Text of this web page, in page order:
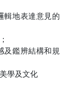
輯地表達意見的
及鑑辨結構和規
學及文化